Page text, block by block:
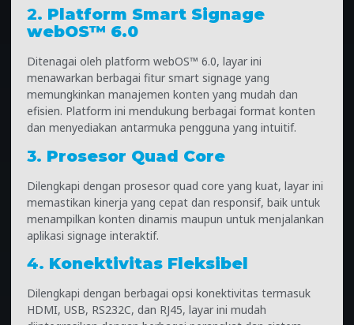
2. Platform Smart Signage
webOS™ 6.0
Ditenagai oleh platform webOS™ 6.0, layar ini
menawarkan berbagai fitur smart signage yang
memungkinkan manajemen konten yang mudah dan
efisien. Platform ini mendukung berbagai format konten
dan menyediakan antarmuka pengguna yang intuitif.
3. Prosesor Quad Core
Dilengkapi dengan prosesor quad core yang kuat, layar ini
memastikan kinerja yang cepat dan responsif, baik untuk
menampilkan konten dinamis maupun untuk menjalankan
aplikasi signage interaktif.
4. Konektivitas Fleksibel
Dilengkapi dengan berbagai opsi konektivitas termasuk
HDMI, USB, RS232C, dan RJ45, layar ini mudah